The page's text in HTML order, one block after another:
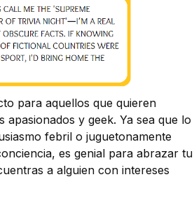
para aquellos que quieren
apasionados y geek. Ya sea que lo
febril o juguetonamente
es genial para abrazar tu
a alguien con intereses